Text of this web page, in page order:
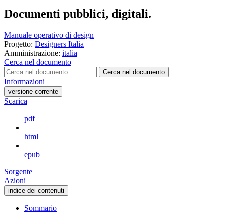
Documenti pubblici, digitali.
Manuale operativo di design
Progetto: Designers Italia
Amministrazione: italia
Cerca nel documento
Cerca nel documento
Informazioni
versione-corrente
Scarica
pdf
html
epub
Sorgente
Azioni
indice dei contenuti
Sommario